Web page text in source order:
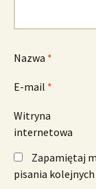
Nazwa *
E-mail *
Witryna
internetowa
Zapamiętaj
pisania